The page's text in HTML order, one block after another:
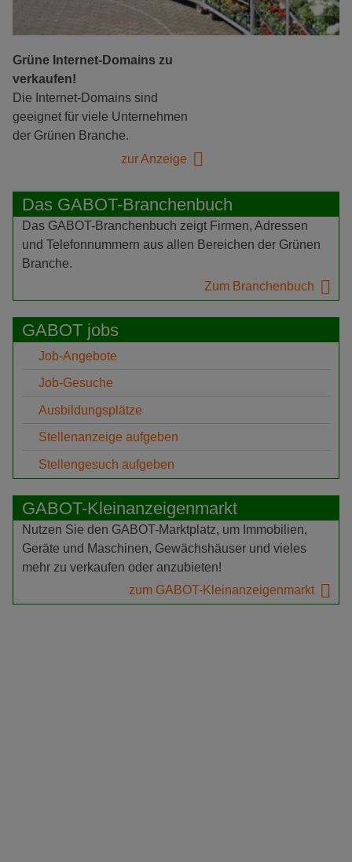
Grüne Internet-Domains zu
verkaufen!
Die Internet-Domains sind
geeignet für viele Unternehmen
der Grünen Branche.
zur Anzeige
Das GABOT-Branchenbuch
Das GABOT-Branchenbuch zeigt Firmen, Adressen
und Telefonnummern aus allen Bereichen der Grünen
Branche.
Zum Branchenbuch
GABOT jobs
Job-Angebote
Job-Gesuche
Ausbildungsplätze
Stellenanzeige aufgeben
Stellengesuch aufgeben
GABOT-Kleinanzeigenmarkt
Nutzen Sie den GABOT-Marktplatz, um Immobilien,
Geräte und Maschinen, Gewächshäuser und vieles
mehr zu verkaufen oder anzubieten!
zum GABOT-Kleinanzeigenmarkt